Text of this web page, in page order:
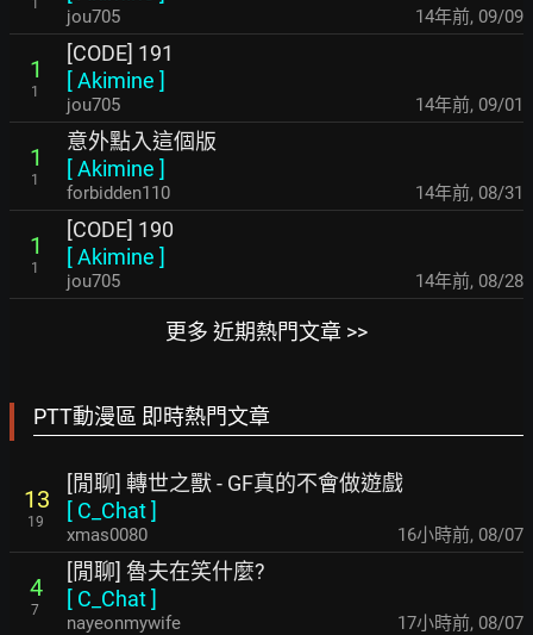
1
jou705 14年前, 09/09
1
1
[CODE] 191
[Akimine ]
jou705 14年前, 09/01
1
1
意外點入這個版
[Akimine ]
forbidden110 14年前, 08/31
1
1
[CODE] 190
[Akimine ]
jou705 14年前, 08/28
更多 近期熱門文章 >>
PTT動漫區 即時熱門文章
13
19
[閒聊] 轉世之獸 - GF真的不會做遊戲
[ C_Chat]
xmas0080 16小時前, 08/07
4
7
[閒聊] 魯夫在笑什麼?
[ C_Chat]
nayeonmywife 17小時前, 08/07